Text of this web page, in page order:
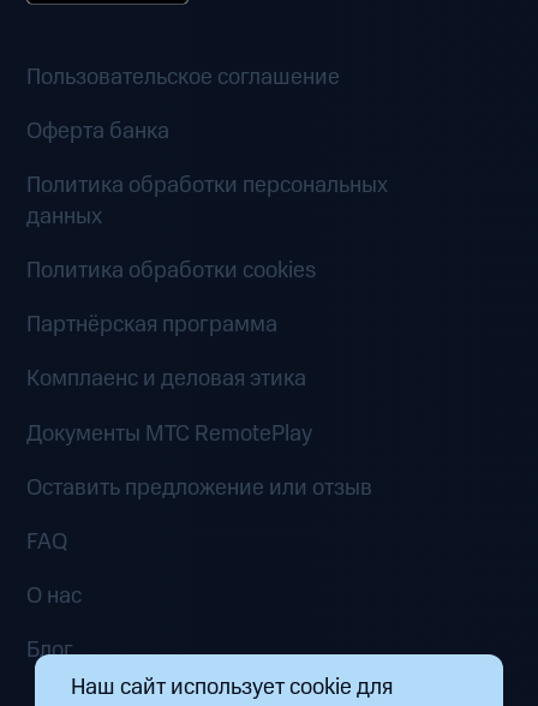
Пользовательское соглашение
Оферта банка
Политика обработки персональных
данных
Политика обработки cookies
Партнёрская программа
Комплаенс и деловая этика
Документы MTC RemotePlay
Оставить предложение или отзыв
FAQ
О нас
Блог
Наш сайт использует cookie для